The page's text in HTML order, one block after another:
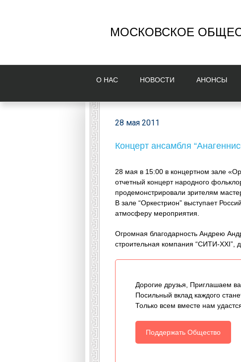
МОСКОВСКОЕ
О НAС НОВОСТИ AНОНСЫ
28 мая 2011
Концерт ансамбля
28 мая в 15:00 в концертном зале
отчетный концерт народного
продемонстрировали зрителям
В зале “Оркестрион” выступает
атмосферу мероприятия.
Огромная благодарность Андрею
строительная компания “СИТИ-ХХI”,
Дорогие друзья, Приглашаем
Посильный вклад каждого
Только всем вместе нам
Поддержать Общество